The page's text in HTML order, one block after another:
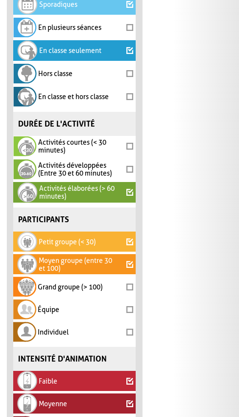
Sporadiques
En plusieurs séances
En classe seulement
Hors classe
En classe et hors classe
DURÉE DE L'ACTIVITÉ
Activités courtes (< 30
minutes)
Activités développées
(Entre 30 et 60 minutes)
Activités élaborées (> 60
minutes)
PARTICIPANTS
Petit groupe (< 30)
Moyen groupe (entre 30
et 100)
Grand groupe (> 100)
Équipe
Individuel
INTENSITÉ D'ANIMATION
Faible
Moyenne